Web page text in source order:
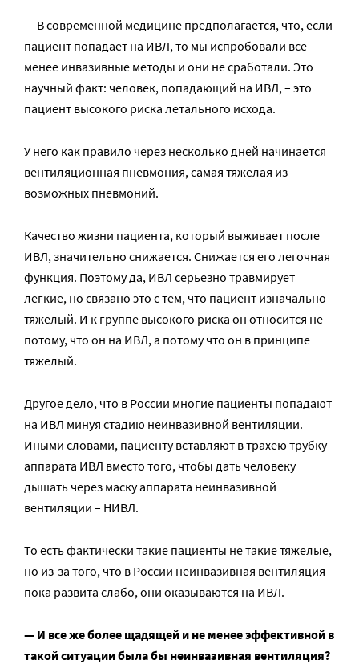
— В современной медицине предполагается, что, если
пациент попадает на ИВЛ, то мы испробовали все
менее инвазивные методы и они не сработали. Это
научный факт: человек, попадающий на ИВЛ, – это
пациент высокого риска летального исхода.
У него как правило через несколько дней начинается
вентиляционная пневмония, самая тяжелая из
возможных пневмоний.
Качество жизни пациента, который выживает после
ИВЛ, значительно снижается. Снижается его легочная
функция. Поэтому да, ИВЛ серьезно травмирует
легкие, но связано это с тем, что пациент изначально
тяжелый. И к группе высокого риска он относится не
потому, что он на ИВЛ, а потому что он в принципе
тяжелый.
Другое дело, что в России многие пациенты попадают
на ИВЛ минуя стадию неинвазивной вентиляции.
Иными словами, пациенту вставляют в трахею трубку
аппарата ИВЛ вместо того, чтобы дать человеку
дышать через маску аппарата неинвазивной
вентиляции – НИВЛ.
То есть фактически такие пациенты не такие тяжелые,
но из-за того, что в России неинвазивная вентиляция
пока развита слабо, они оказываются на ИВЛ.
— И все же более щадящей и не менее эффективной в
такой ситуации была бы неинвазивная вентиляция?